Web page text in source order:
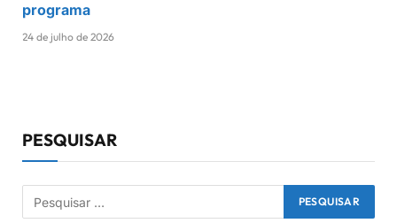
programa
24 de julho de 2026
PESQUISAR